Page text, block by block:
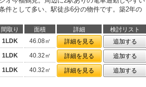
件として多い、駅徒歩6分の物件です。築2年の
間取り 面積 詳細
検討リスト
1LDK 46.08㎡ 詳細を見る
追加する
1LDK 40.32㎡ 詳細を見る
追加する
1LDK 40.32㎡ 詳細を見る 追加する